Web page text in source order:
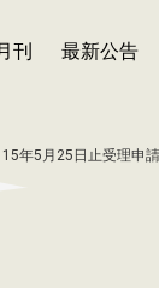
刊 最新公告
年5月25日止受理申請